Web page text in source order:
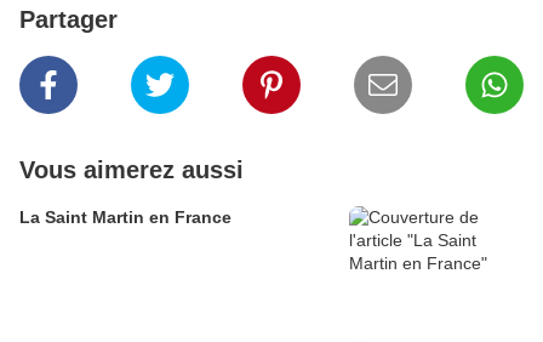
Partager
Vous aimerez aussi
La Saint Martin en France